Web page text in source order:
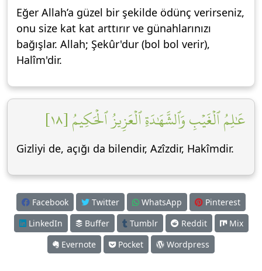
Eğer Allah’a güzel bir şekilde ödünç verirseniz,
onu size kat kat arttırır ve günahlarınızı
bağışlar. Allah; Şekûr'dur (bol bol verir),
Halîm'dir.
عَٰلِمُ ٱلۡغَيۡبِ وَٱلشَّهَٰدَةِ ٱلۡعَزِيزُ ٱلۡحَكِيمُ [١٨]
Gizliyi de, açığı da bilendir, Azîzdir, Hakîmdir.
Facebook Twitter WhatsApp
Pinterest
LinkedIn
Buffer Tumblr Reddit
Mix
Evernote
Pocket Wordpress